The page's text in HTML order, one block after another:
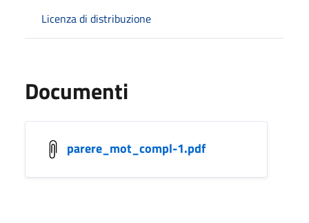
Licenza di distribuzione
Documenti
parere_mot_compl-1.pdf